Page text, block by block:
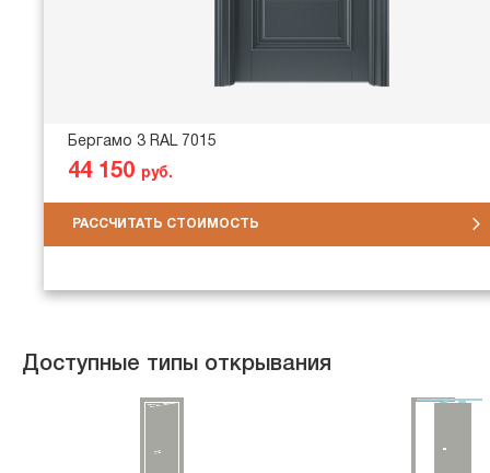
Бергамо 3 RAL 7015
44 150 руб.
РАССЧИТАТЬ СТОИМОСТЬ
Доступные типы открывания